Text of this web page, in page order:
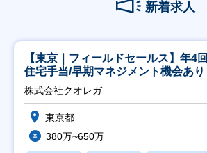
新着求人
【東京｜フィールドセールス】年4
住宅手当/早期マネジメント機会あり
株式会社クオレガ
東京都
380万~650万